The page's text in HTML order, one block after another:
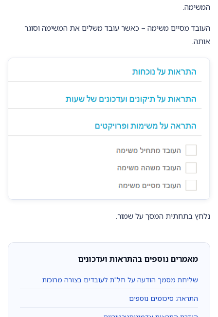
המשימה.
העובד מסיים משימה – כאשר עובד משלים את המשימה וסוגר
אותה.
נלחץ בתחתית המסך על שמור.
מאמרים נוספים בהתראות ועדכונים
שליחת מסמך הודעה על חל"ת לעובדים בצורה מרוכזת
התראה: סיכומים נוספים